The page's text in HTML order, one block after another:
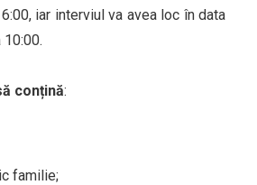
iar interviul va avea loc în data
10:00.
conțină:
familie;